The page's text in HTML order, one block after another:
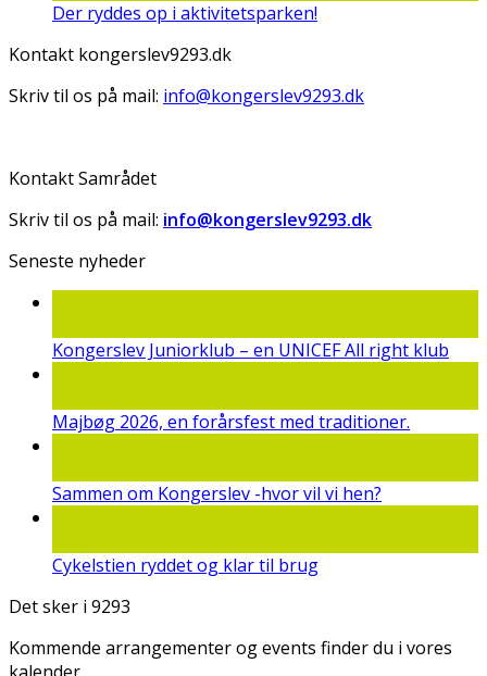
Der ryddes op i aktivitetsparken!
Kontakt kongerslev9293.dk
Skriv til os på mail: info@kongerslev9293.dk
Kontakt Samrådet
Skriv til os på mail: info@kongerslev9293.dk
Seneste nyheder
Kongerslev Juniorklub – en UNICEF All right klub
Majbøg 2026, en forårsfest med traditioner.
Sammen om Kongerslev -hvor vil vi hen?
Cykelstien ryddet og klar til brug
Det sker i 9293
Kommende arrangementer og events finder du i vores